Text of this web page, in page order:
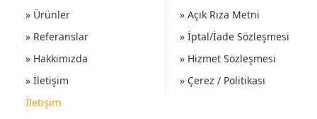
» Ürünler
» Referanslar
» Hakkımızda
» İletişim
» Açık Rıza Metni
» İptal/İade Sözleşmesi
» Hizmet Sözleşmesi
» Çerez / Politikası
İletişim